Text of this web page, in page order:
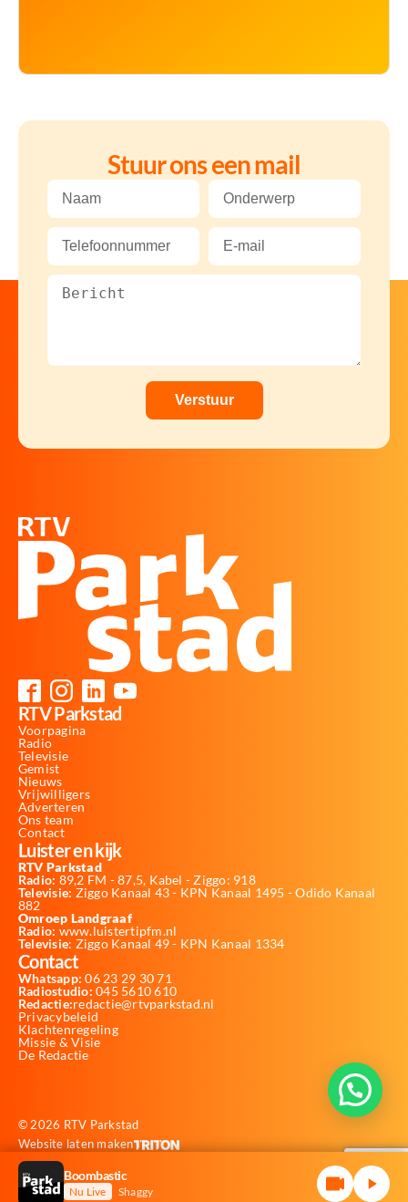
Stuur ons een mail
RTV Parkstad
Voorpagina
Radio
Televisie
Gemist
Nieuws
Vrijwilligers
Adverteren
Ons team
Contact
Luister en kijk
RTV Parkstad
Radio: 89,2 FM - 87,5, Kabel - Ziggo: 918
Televisie: Ziggo Kanaal 43 - KPN Kanaal 1495 - Odido Kanaal
882
Omroep Landgraaf
Radio: www.luistertipfm.nl
Televisie: Ziggo Kanaal 49 - KPN Kanaal 1334
Contact
Whatsapp: 06 23 29 30 71
Radiostudio: 045 5610 610
Redactie:redactie@rtvparkstad.nl
Privacybeleid
Klachtenregeling
Missie & Visie
De Redactie
© 2026 RTV Parkstad
Website laten maken
Boombastic
Nu Live Shaggy